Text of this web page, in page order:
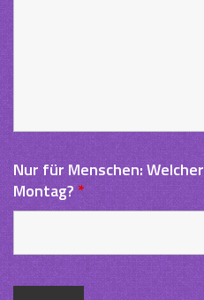
Nur für Menschen:
Montag?*